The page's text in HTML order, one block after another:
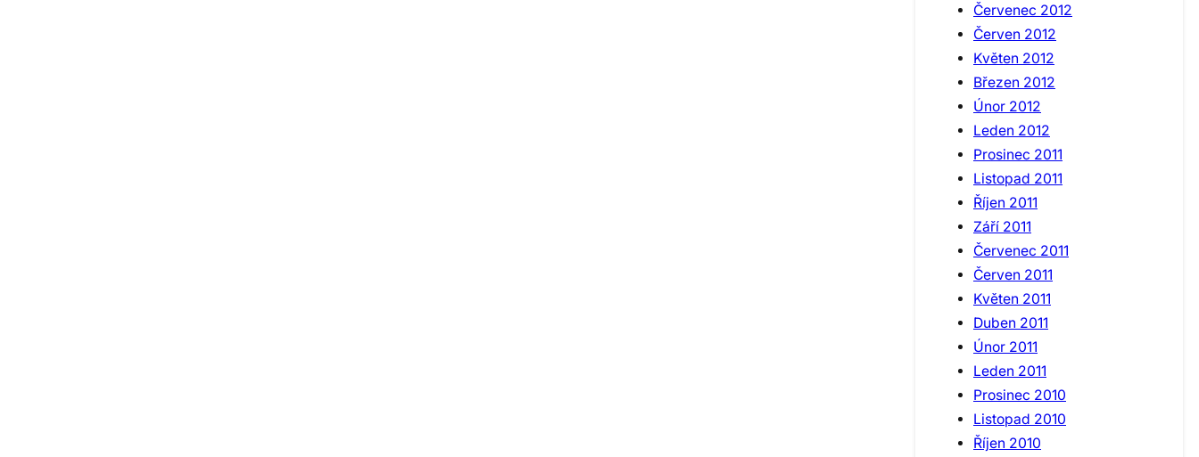
Červenec 2012
Červen 2012
Květen 2012
Březen 2012
Únor 2012
Leden 2012
Prosinec 2011
Listopad 2011
Říjen 2011
Září 2011
Červenec 2011
Červen 2011
Květen 2011
Duben 2011
Únor 2011
Leden 2011
Prosinec 2010
Listopad 2010
Říjen 2010